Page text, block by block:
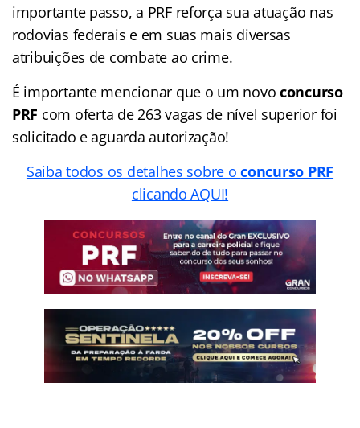
importante passo, a PRF reforça sua atuação nas
rodovias federais e em suas mais diversas
atribuições de combate ao crime.
É importante mencionar que o um novoconcurso
PRF com oferta de 263 vagas de nível superior foi
solicitado e aguarda autorização!
Saiba todos os detalhes sobre oconcurso PRF
clicando AQUI!